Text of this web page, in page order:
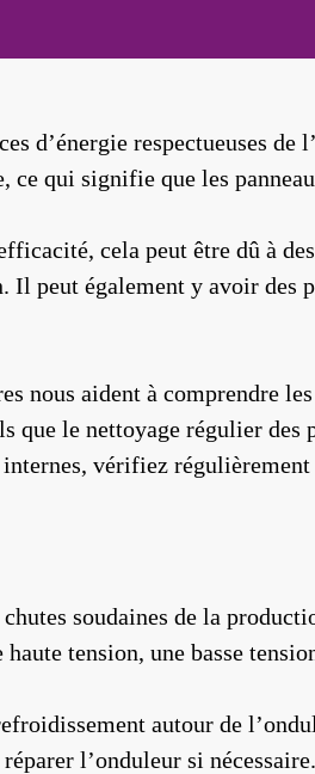
d’énergie respectueuses
qui signifie que les
cela peut être dû à
Il peut également y avoir des
nous aident à comprendre
le nettoyage régulier des
vérifiez
soudaines de la
tension, une basse
autour de
l’onduleur si nécessaire.